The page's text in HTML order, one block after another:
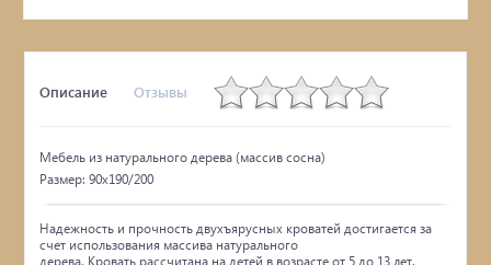
Описание Отзывы
Мебель из натурального дерева (массив сосна)
Размер: 90х190/200
Надежность и прочность двухъярусных кроватей достигается за
счет использования массива натурального
дерева. Кровать рассчитана на детей в возрасте от 5 до 13 лет.